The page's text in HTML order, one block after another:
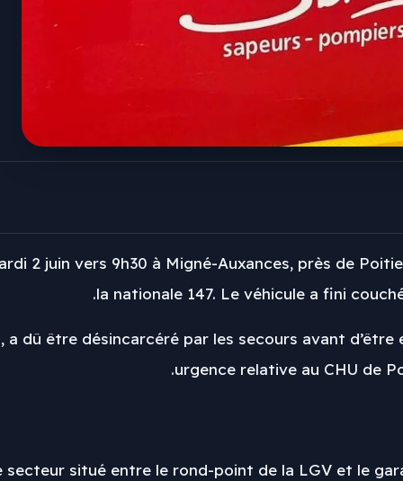
2 juin vers 9h30 à Migné-Auxances, près de
la nationale 147. Le véhicule a fini
a dû être désincarcéré par les secours avant
urgence relative au CHU de
secteur situé entre le rond-point de la LGV et le